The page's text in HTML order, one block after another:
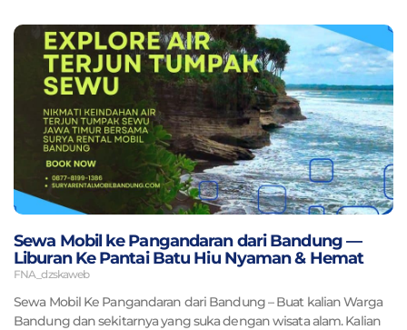
Sewa Mobil ke Pangandaran dari Bandung —
Liburan Ke Pantai Batu Hiu Nyaman & Hemat
FNA_dzskaweb
Sewa Mobil Ke Pangandaran dari Bandung – Buat kalian Warga
Bandung dan sekitarnya yang suka dengan wisata alam. Kalian